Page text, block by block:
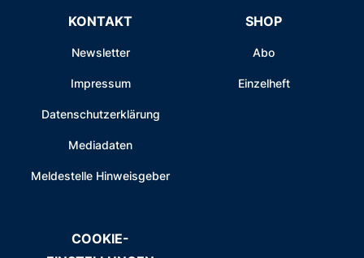
KONTAKT
Newsletter
Impressum
Datenschutzerklärung
Mediadaten
Meldestelle Hinweisgeber
SHOP
Abo
Einzelheft
COOKIE-